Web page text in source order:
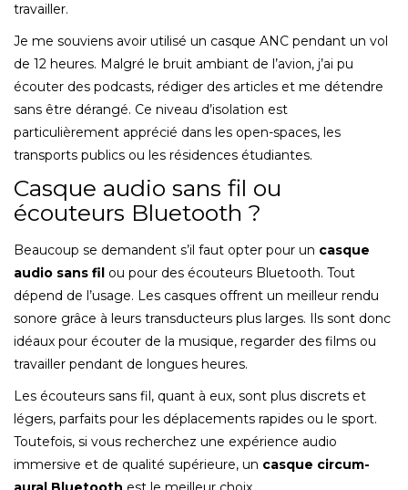
travailler.
Je me souviens avoir utilisé un casque ANC pendant un vol
de 12 heures. Malgré le bruit ambiant de l’avion, j’ai pu
écouter des podcasts, rédiger des articles et me détendre
sans être dérangé. Ce niveau d’isolation est
particulièrement apprécié dans les open-spaces, les
transports publics ou les résidences étudiantes.
Casque audio sans fil ou
écouteurs Bluetooth ?
Beaucoup se demandent s’il faut opter pour un casque
audio sans fil ou pour des écouteurs Bluetooth. Tout
dépend de l’usage. Les casques offrent un meilleur rendu
sonore grâce à leurs transducteurs plus larges. Ils sont donc
idéaux pour écouter de la musique, regarder des films ou
travailler pendant de longues heures.
Les écouteurs sans fil, quant à eux, sont plus discrets et
légers, parfaits pour les déplacements rapides ou le sport.
Toutefois, si vous recherchez une expérience audio
immersive et de qualité supérieure, un casque circum-